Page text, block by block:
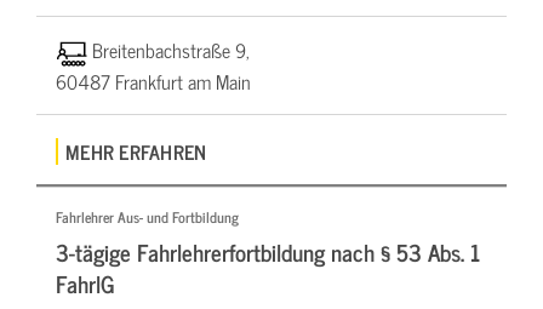
Breitenbachstraße 9,
60487 Frankfurt am Main
MEHR ERFAHREN
Fahrlehrer Aus- und Fortbildung
3-tägige Fahrlehrerfortbildung nach § 53 Abs. 1
FahrlG